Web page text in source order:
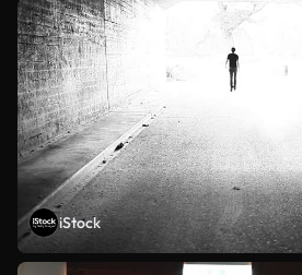
iStock